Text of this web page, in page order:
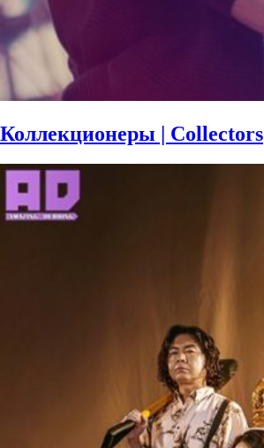
Коллекционеры | Collectors